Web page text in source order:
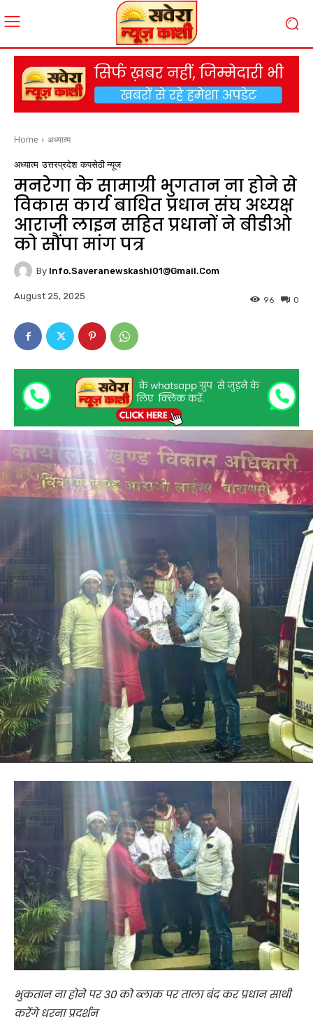
Home अध्यात्म
अध्यात्म उत्तरप्रदेश कपसेठी न्यूज
मनरेगा के सामाग्री भुगतान ना होने से
विकास कार्य बाधित प्रधान संघ अध्यक्ष
आराजी लाइन सहित प्रधानों ने बीडीओ
को सौंपा मांग पत्र
By Info.saveranewskashi01@gmail.com
August 25, 2025 0
96
भुकतान ना होने पर 30 को ब्लाक पर ताला बंद कर प्रधान साथी
करेंगे धरना प्रदर्शन